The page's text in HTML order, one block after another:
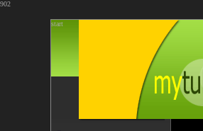
902
start